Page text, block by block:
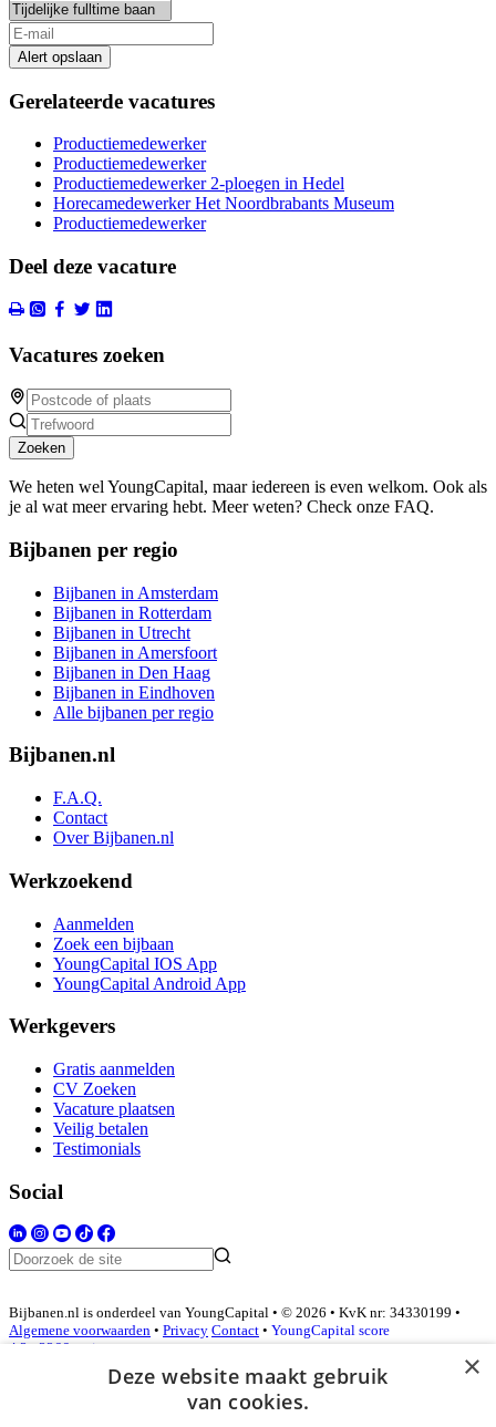
Alert opslaan
Gerelateerde vacatures
Productiemedewerker
Productiemedewerker
Productiemedewerker 2-ploegen in Hedel
Horecamedewerker Het Noordbrabants Museum
Productiemedewerker
Deel deze vacature
Vacatures zoeken
Zoeken
We heten wel YoungCapital, maar iedereen is even welkom. Ook als
je al wat meer ervaring hebt. Meer weten? Check onze FAQ.
Bijbanen per regio
Bijbanen in Amsterdam
Bijbanen in Rotterdam
Bijbanen in Utrecht
Bijbanen in Amersfoort
Bijbanen in Den Haag
Bijbanen in Eindhoven
Alle bijbanen per regio
Bijbanen.nl
F.A.Q.
Contact
Over Bijbanen.nl
Werkzoekend
Aanmelden
Zoek een bijbaan
YoungCapital IOS App
YoungCapital Android App
Werkgevers
Gratis aanmelden
CV Zoeken
Vacature plaatsen
Veilig betalen
Testimonials
Social
Bijbanen.nl is onderdeel van YoungCapital • © 2026 • KvK nr: 34330199 •
Algemene voorwaarden • Privacy Contact • YoungCapital score
4.3 - 3366 reviews
×
Deze website maakt gebruik
van cookies.